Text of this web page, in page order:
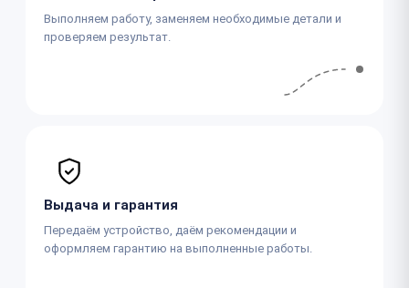
Выполняем работу, заменяем необходимые детали и
проверяем результат.
Выдача и гарантия
Передаём устройство, даём рекомендации и
оформляем гарантию на выполненные работы.